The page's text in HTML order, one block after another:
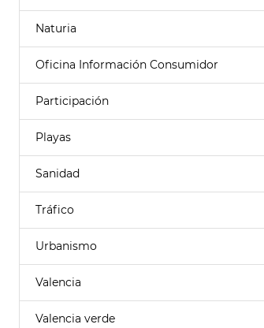
Naturia
Oficina Información Consumidor
Participación
Playas
Sanidad
Tráfico
Urbanismo
Valencia
Valencia verde